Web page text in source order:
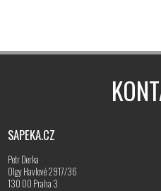
SAPEKA.CZ
Petr Derka
Olgy Havlové 2917/36
130 00 Praha 3